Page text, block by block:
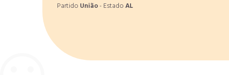
Partido União- EstadoAL